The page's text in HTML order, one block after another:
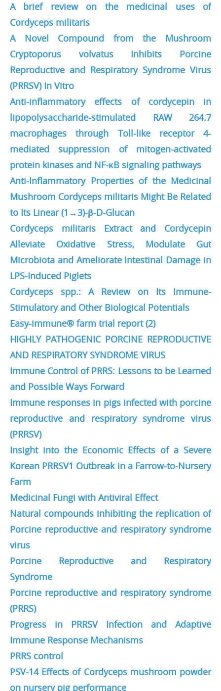
A brief review on the medicinal uses of
Cordyceps militaris
A Novel Compound from the Mushroom
Cryptoporus volvatus Inhibits Porcine
Reproductive and Respiratory Syndrome Virus
(PRRSV) In Vitro
Anti-inflammatory effects of cordycepin in
lipopolysaccharide-stimulated RAW 264.7
macrophages through Toll-like receptor 4-
mediated suppression of mitogen-activated
protein kinases and NF-κB signaling pathways
Anti-Inflammatory Properties of the Medicinal
Mushroom Cordyceps militaris Might Be Related
to Its Linear (1→3)-β-D-Glucan
Cordyceps militaris Extract and Cordycepin
Alleviate Oxidative Stress, Modulate Gut
Microbiota and Ameliorate Intestinal Damage in
LPS-Induced Piglets
Cordyceps spp.: A Review on Its Immune-
Stimulatory and Other Biological Potentials
Easy-immune® farm trial report (2)
HIGHLY PATHOGENIC PORCINE REPRODUCTIVE
AND RESPIRATORY SYNDROME VIRUS
Immune Control of PRRS: Lessons to be Learned
and Possible Ways Forward
Immune responses in pigs infected with porcine
reproductive and respiratory syndrome virus
(PRRSV)
Insight into the Economic Effects of a Severe
Korean PRRSV1 Outbreak in a Farrow-to-Nursery
Farm
Medicinal Fungi with Antiviral Effect
Natural compounds inhibiting the replication of
Porcine reproductive and respiratory syndrome
virus
Porcine Reproductive and Respiratory
Syndrome
Porcine reproductive and respiratory syndrome
(PRRS)
Progress in PRRSV Infection and Adaptive
Immune Response Mechanisms
PRRS control
PSV-14 Effects of Cordyceps mushroom powder
on nursery pig performance